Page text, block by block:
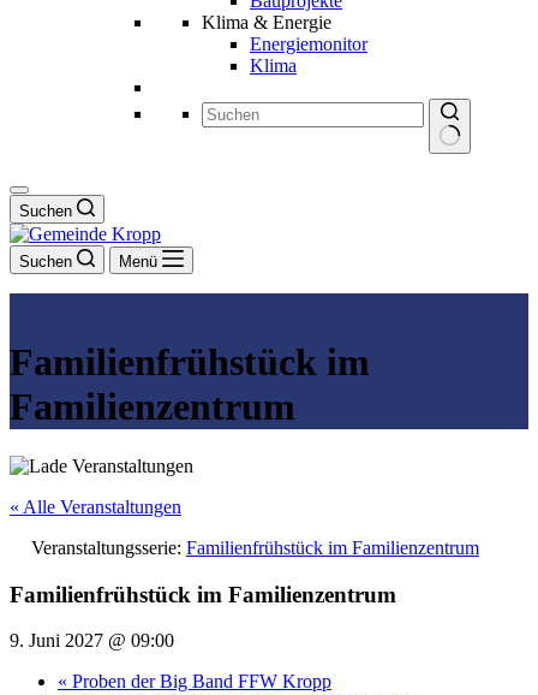
Klima & Energie
Energiemonitor
Klima
Suchen
Suchen Menü
Familienfrühstück im
Familienzentrum
« Alle Veranstaltungen
Veranstaltungsserie: Familienfrühstück im Familienzentrum
Familienfrühstück im Familienzentrum
9. Juni 2027 @ 09:00
« Proben der Big Band FFW Kropp